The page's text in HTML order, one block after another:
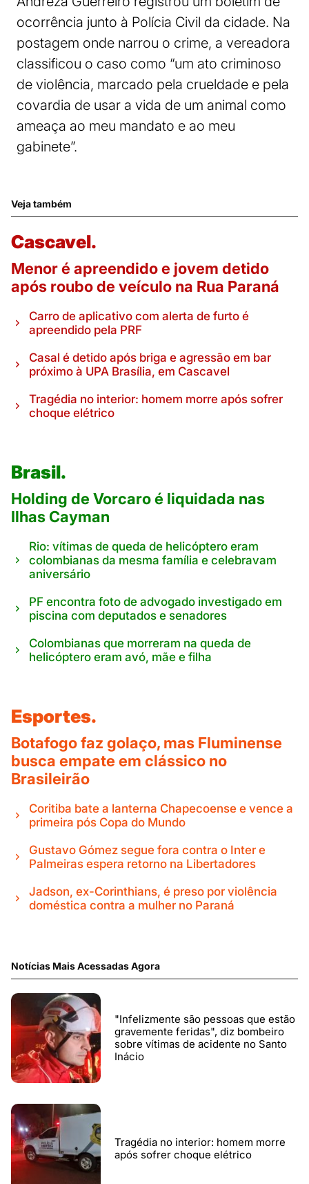
ocorrência junto à Polícia Civil da cidade. Na
postagem onde narrou o crime, a vereadora
classificou o caso como “um ato criminoso
de violência, marcado pela crueldade e pela
covardia de usar a vida de um animal como
ameaça ao meu mandato e ao meu
gabinete”.
Veja também
Cascavel.
Menor é apreendido e jovem detido
após roubo de veículo na Rua Paraná
Carro de aplicativo com alerta de furto é
apreendido pela PRF
Casal é detido após briga e agressão em bar
próximo à UPA Brasília, em Cascavel
Tragédia no interior: homem morre após sofrer
choque elétrico
Brasil.
Holding de Vorcaro é liquidada nas
Ilhas Cayman
Rio: vítimas de queda de helicóptero eram
colombianas da mesma família e celebravam
aniversário
PF encontra foto de advogado investigado em
piscina com deputados e senadores
Colombianas que morreram na queda de
helicóptero eram avó, mãe e filha
Esportes.
Botafogo faz golaço, mas Fluminense
busca empate em clássico no
Brasileirão
Coritiba bate a lanterna Chapecoense e vence a
primeira pós Copa do Mundo
Gustavo Gómez segue fora contra o Inter e
Palmeiras espera retorno na Libertadores
Jadson, ex-Corinthians, é preso por violência
doméstica contra a mulher no Paraná
Notícias Mais Acessadas Agora
"Infelizmente são pessoas que estão
gravemente feridas", diz bombeiro
sobre vítimas de acidente no Santo
Inácio
Tragédia no interior: homem morre
após sofrer choque elétrico